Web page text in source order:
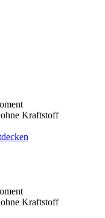
Kraftstoff
Kraftstoff